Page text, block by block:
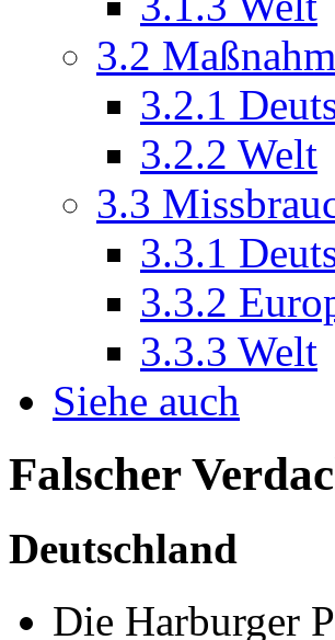
3.2
3.2.1
3.2.2 Welt
3.3
3.3.1
3.3.2
3.3.3 Welt
Siehe auch
Falscher
Deutschland
Die Harburger